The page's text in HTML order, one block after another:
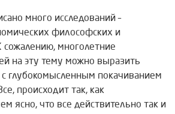
много исследований –
философских и
сожалению, многолетние
на эту тему можно выразить
глубокомысленным покачиванием
происходит так, как
ясно, что все действительно так и